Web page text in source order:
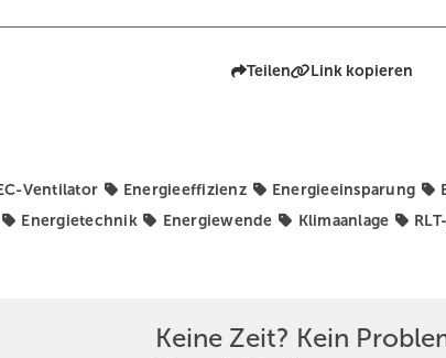
Teilen Link kopieren
Ventilator Energieeffizienz Energieeinsparung
Energietechnik Energiewende Klimaanlage
Keine Zeit? Kein